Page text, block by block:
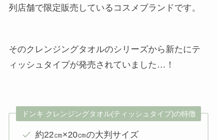
列店舗で限定販売しているコスメブランドです。
そのクレンジングタオルのシリーズから新たにテ
ィッシュタイプが発売されていました…！
ドンキ クレンジングタオル(ティッシュタイプ)の特徴
約22㎝×20㎝の大判サイズ